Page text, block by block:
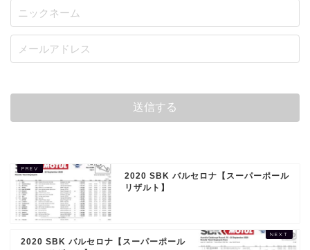
2020 SBK バルセロナ【スーパーポール
リザルト】
2020 SBK バルセロナ【スーパーポール